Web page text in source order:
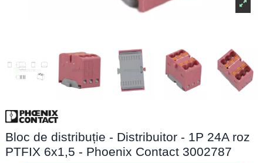
Bloc de distribuție - Distribuitor - 1P 24A roz
PTFIX 6x1,5 - Phoenix Contact 3002787